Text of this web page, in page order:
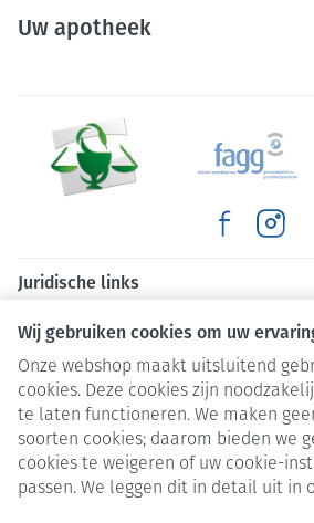
Wij gebruiken cookies om uw
Onze webshop maakt uitsluitend
cookies. Deze cookies zijn
te laten functioneren. We maken
soorten cookies; daarom bieden we
cookies te weigeren of uw cookie-
passen. We leggen dit in detail uit in
Uw apotheek
Juridische links